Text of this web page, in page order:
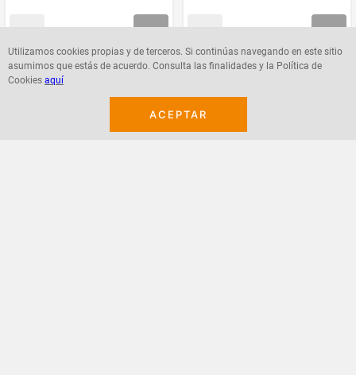
Utilizamos cookies propias y de terceros. Si continúas navegando en este sitio
asumimos que estás de acuerdo. Consulta las finalidades y la Política de
Cookies aquí
ACEPTAR